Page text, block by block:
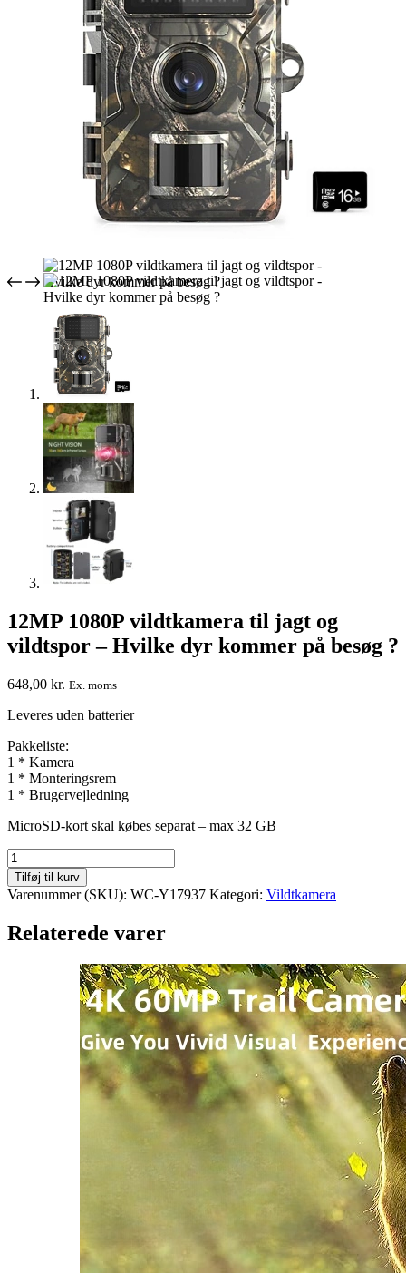
12MP 1080P vildtkamera til jagt og
vildtspor – Hvilke dyr kommer på besøg ?
648,00 kr. Ex. moms
Leveres uden batterier
Pakkeliste:
1 * Kamera
1 * Monteringsrem
1 * Brugervejledning
MicroSD-kort skal købes separat – max 32 GB
Tilføj til kurv
Varenummer (SKU): WC-Y17937 Kategori: Vildtkamera
Relaterede varer